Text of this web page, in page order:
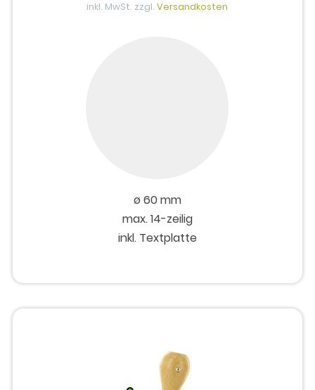
inkl. MwSt. zzgl.Versandkosten
ø 60 mm
max. 14-zeilig
inkl. Textplatte